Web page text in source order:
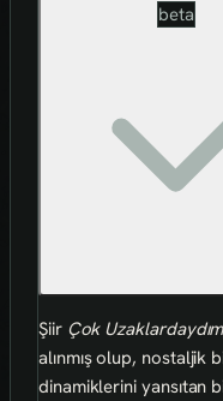
beta
Şiir Çok Uzaklardaydım
alınmış olup, nostaljik
dinamiklerini yansıtan